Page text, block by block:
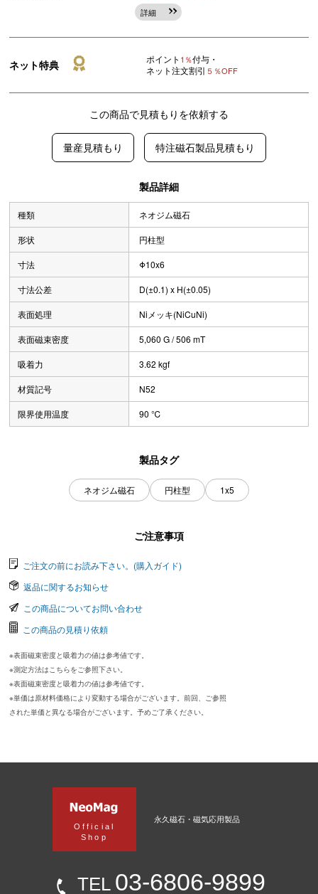
詳細
ネット特典 ポイント 1％付与・
ネット注文割引 ５％OFF
この商品で見積もりを依頼する
量産見積もり 特注磁石製品見積もり
製品詳細
種類 ネオジム磁石
形状 円柱型
寸法 Φ10x6
寸法公差 D(±0.1) x H(±0.05)
表面処理 Niメッキ(NiCuNi)
表面磁束密度 5,060 G / 506 mT
吸着力 3.62 kgf
材質記号 N52
限界使用温度 90 ℃
製品タグ
ネオジム磁石 円柱型 1x5
ご注意事項
ご注文の前にお読み下さい。(購入ガイド)
返品に関するお知らせ
この商品についてお問い合わせ
この商品の見積り依頼
※表面磁束密度と吸着力の値は参考値です。
※測定方法はこちらをご参照下さい。
※表面磁束密度と吸着力の値は参考値です。
※単価は原材料価格により変動する場合がございます。前回、ご参照
された単価と異なる場合がございます。予めご了承ください。
Official
Shop
永久磁石・磁気応用製品
TEL 03-6806-9899